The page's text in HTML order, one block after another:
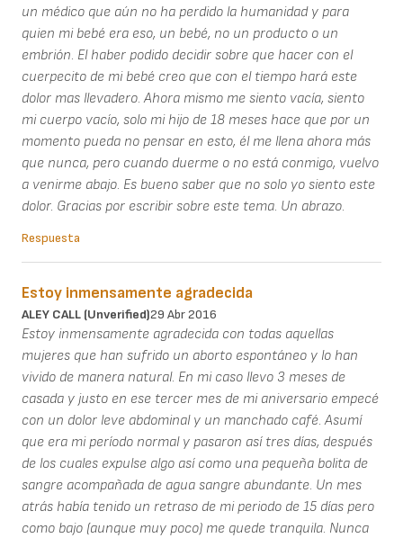
un médico que aún no ha perdido la humanidad y para
quien mi bebé era eso, un bebé, no un producto o un
embrión. El haber podido decidir sobre que hacer con el
cuerpecito de mi bebé creo que con el tiempo hará este
dolor mas llevadero. Ahora mismo me siento vacía, siento
mi cuerpo vacío, solo mi hijo de 18 meses hace que por un
momento pueda no pensar en esto, él me llena ahora más
que nunca, pero cuando duerme o no está conmigo, vuelvo
a venirme abajo. Es bueno saber que no solo yo siento este
dolor. Gracias por escribir sobre este tema. Un abrazo.
Respuesta
Estoy inmensamente agradecida
ALEY CALL (unverified)29 Abr 2016
Estoy inmensamente agradecida con todas aquellas
mujeres que han sufrido un aborto espontáneo y lo han
vivido de manera natural. En mi caso llevo 3 meses de
casada y justo en ese tercer mes de mi aniversario empecé
con un dolor leve abdominal y un manchado café. Asumí
que era mi período normal y pasaron así tres días, después
de los cuales expulse algo así como una pequeña bolita de
sangre acompañada de agua sangre abundante. Un mes
atrás había tenido un retraso de mi periodo de 15 días pero
como bajo (aunque muy poco) me quede tranquila. Nunca